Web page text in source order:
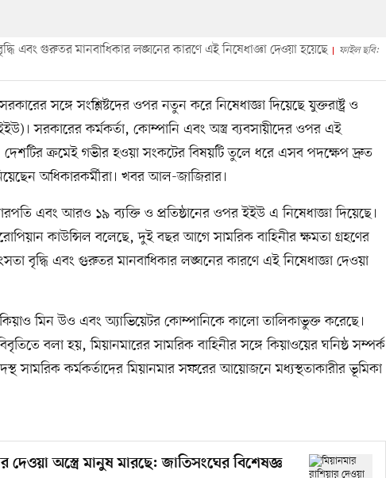
এবং গুরুতর মানবাধিকার লঙ্ঘনের কারণে এই নিষেধাজ্ঞা দেওয়া হয়েছে
ফাইল ছবি:
সঙ্গে সংশ্লিষ্টদের ওপর নতুন করে নিষেধাজ্ঞা দিয়েছে যুক্তরাষ্ট্র ও
সরকারের কর্মকর্তা, কোম্পানি এবং অস্ত্র ব্যবসায়ীদের ওপর এই
দেশটির ক্রমেই গভীর হওয়া সংকটের বিষয়টি তুলে ধরে এসব পদক্ষেপ দ্রুত
অধিকারকর্মীরা। খবর আল-জাজিরার।
এবং আরও ১৯ ব্যক্তি ও প্রতিষ্ঠানের ওপর ইইউ এ নিষেধাজ্ঞা দিয়েছে।
কাউন্সিল বলেছে, দুই বছর আগে সামরিক বাহিনীর ক্ষমতা গ্রহণের
বৃদ্ধি এবং গুরুতর মানবাধিকার লঙ্ঘনের কারণে এই নিষেধাজ্ঞা দেওয়া
কিয়াও মিন উও এবং অ্যাভিয়েটর কোম্পানিকে কালো তালিকাভুক্ত করেছে।
বলা হয়, মিয়ানমারের সামরিক বাহিনীর সঙ্গে কিয়াওয়ের ঘনিষ্ঠ সম্পর্ক
সামরিক কর্মকর্তাদের মিয়ানমার সফরের আয়োজনে মধ্যস্থতাকারীর ভূমিকা
দেওয়া অস্ত্রে মানুষ মারছে: জাতিসংঘের বিশেষজ্ঞ